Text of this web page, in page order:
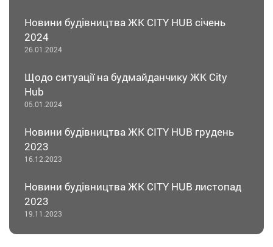
Новини будівництва ЖК CITY HUB січень
2024
26.01.2024
Щодо ситуації на будмайданчику ЖК City
Hub
05.01.2024
Новини будівництва ЖК CITY HUB грудень
2023
16.12.2023
Новини будівництва ЖК CITY HUB листопад
2023
19.11.2023